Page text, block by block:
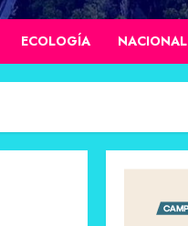
ECOLOGÍA NACIONAL